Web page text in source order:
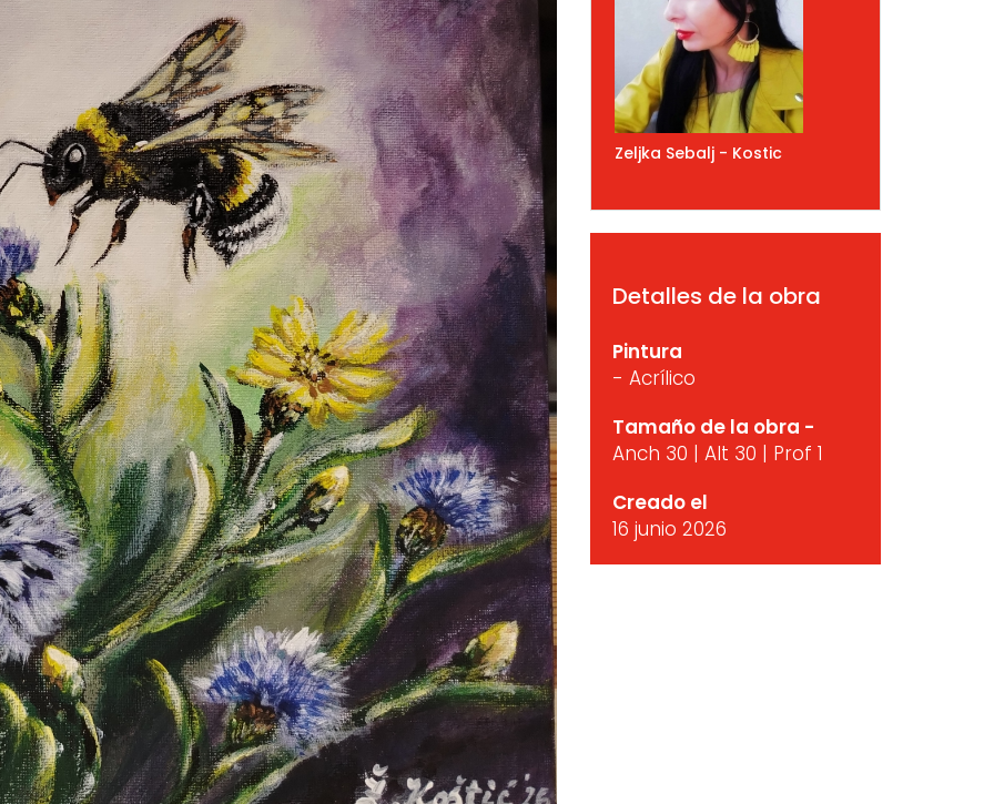
Zeljka Sebalj - Kostic
Detalles de la obra
Pintura
- Acrílico
Tamaño de la obra -
Anch 30 | Alt 30 | Prof 1
Creado el
16 junio 2026